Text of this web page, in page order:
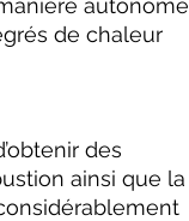
autonome
de chaleur
des
ainsi que la